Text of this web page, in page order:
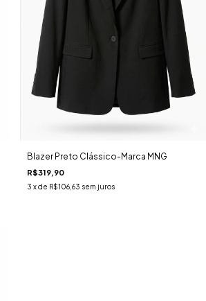
Blazer Preto Clássico-Marca MNG
R$319,90
3 x de R$106,63 sem juros